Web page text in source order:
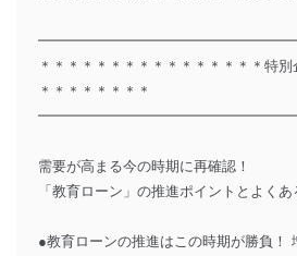
＊＊＊＊＊＊＊＊＊＊＊＊＊＊＊＊特
＊＊＊＊＊＊＊＊
需要が高まる今の時期に再確認！
「教育ローン」の推進ポイントとよく
●教育ローンの推進はこの時期が勝負！